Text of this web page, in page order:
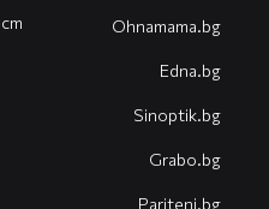
Оhnamama.bg
Edna.bg
Sinoptik.bg
Grabo.bg
Pariteni.bg